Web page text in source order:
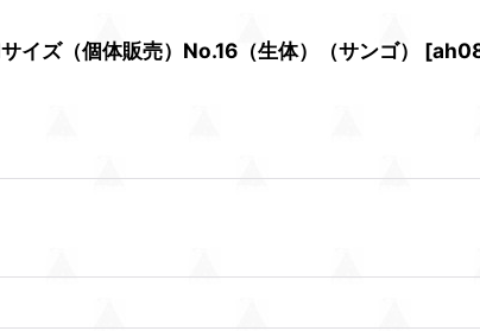
イズ（個体販売）No.16（生体）（サンゴ） [